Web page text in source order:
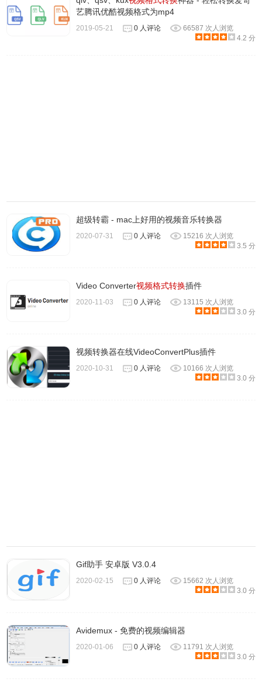
MKV
WebM
2）上面的编码格式都是有版权的，但是可以免费使用。此
外，还有几种无版权的视频编码格式。
VP8
VP9
3）常用的音频编码格式如下。
MP3
节，以换取压缩后较小的文件体积。无损的编码格式压缩出
来的文件体积较大，这里就不介绍了。下面的命令可以查看
FFmpeg 支持的编码格式，视频编码和音频编码都在内。
libaom：AV1 编码器
2）音频编码器如下。
libfdk-aac
aac
$ ffmpeg -encoders
二、FFmpeg 的使用格式
1、FFmpeg 的命令行参数非常多，可以分成五个部分。
艺腾讯优酷视频格式为mp4
2019-05-21 0 人评论
66587 次人浏览
4.2 分
超级转霸 - mac上好用的视频音乐转换器
2020-07-31 0 人评论
15216 次人浏览
3.5 分
Video Converter视频格式转换插件
2020-11-03 0 人评论
13115 次人浏览
3.0 分
视频转换器在线VideoConvertPlus插件
2020-10-31 0 人评论
10166 次人浏览
3.0 分
Gif助手 安卓版 V3.0.4
2020-02-15 0 人评论
15662 次人浏览
3.0 分
Avidemux - 免费的视频编辑器
2020-01-06 0 人评论
11791 次人浏览
3.0 分